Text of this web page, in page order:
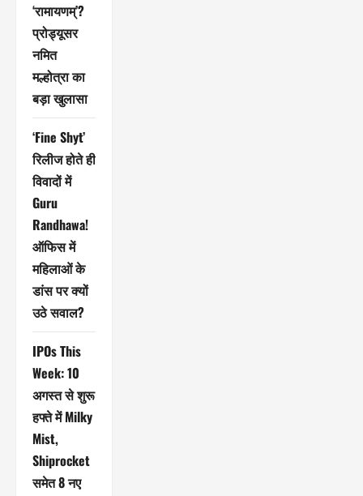
‘रामायणम्’?
प्रोड्यूसर
नमित
मल्होत्रा ​​का
बड़ा खुलासा
‘Fine Shyt’
रिलीज होते ही
विवादों में
Guru
Randhawa!
ऑफिस में
महिलाओं के
डांस पर क्यों
उठे सवाल?
IPOs This
Week: 10
अगस्त से शुरू
हफ्ते में Milky
Mist,
Shiprocket
समेत 8 नए